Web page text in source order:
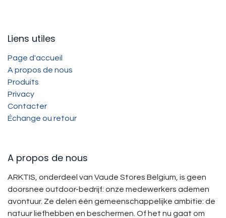
Liens utiles
Page d'accueil
A propos de nous
Produits
Privacy
Contacter
Échange ou retour
A propos de nous
ARKTIS, onderdeel van Vaude Stores Belgium, is geen
doorsnee outdoor-bedrijf: onze medewerkers ademen
avontuur. Ze delen één gemeenschappelijke ambitie: de
natuur liefhebben en beschermen. Of het nu gaat om